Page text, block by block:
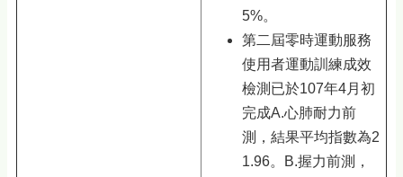
5%。
第二屆零時運動服務
使用者運動訓練成效
檢測已於107年4月初
完成A.心肺耐力前
測，結果平均指數為2
1.96。B.握力前測，